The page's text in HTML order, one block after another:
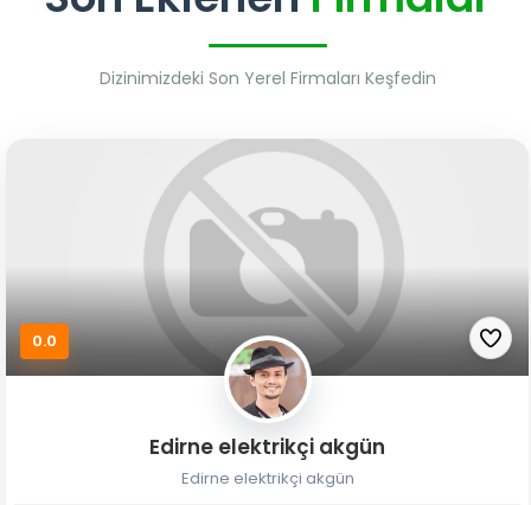
Dizinimizdeki Son Yerel Firmaları Keşfedin
0.0
Edirne elektrikçi akgün
Edirne elektrikçi akgün